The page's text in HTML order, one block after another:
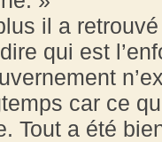
il a
qui est
car ce
Tout a été